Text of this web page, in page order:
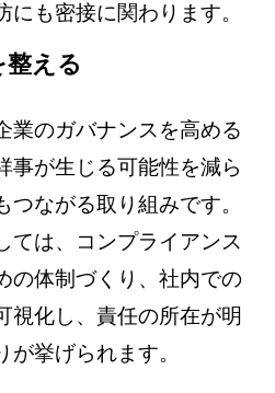
も密接に関わります。
整える
業のガバナンスを高める
事が生じる可能性を減ら
つながる取り組みです。
ては、コンプライアンス
の体制づくり、社内での
視化し、責任の所在が明
挙げられます。